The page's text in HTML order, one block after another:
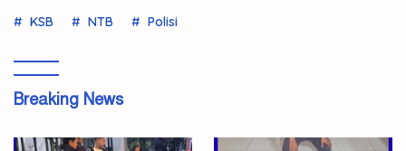
KSB NTB Polisi
Breaking News